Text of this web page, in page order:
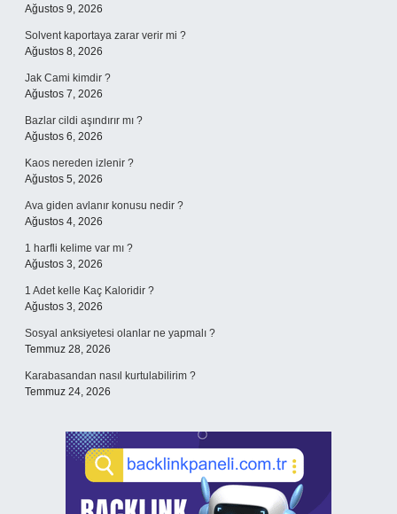
Ağustos 9, 2026
Solvent kaportaya zarar verir mi ?
Ağustos 8, 2026
Jak Cami kimdir ?
Ağustos 7, 2026
Bazlar cildi aşındırır mı ?
Ağustos 6, 2026
Kaos nereden izlenir ?
Ağustos 5, 2026
Ava giden avlanır konusu nedir ?
Ağustos 4, 2026
1 harfli kelime var mı ?
Ağustos 3, 2026
1 Adet kelle Kaç Kaloridir ?
Ağustos 3, 2026
Sosyal anksiyetesi olanlar ne yapmalı ?
Temmuz 28, 2026
Karabasandan nasıl kurtulabilirim ?
Temmuz 24, 2026